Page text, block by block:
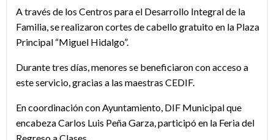
A través de los Centros para el Desarrollo Integral de la
Familia, se realizaron cortes de cabello gratuito en la Plaza
Principal “Miguel Hidalgo”.
Durante tres días, menores se beneficiaron con acceso a
este servicio, gracias a las maestras CEDIF.
En coordinación con Ayuntamiento, DIF Municipal que
encabeza Carlos Luis Peña Garza, participó en la Feria del